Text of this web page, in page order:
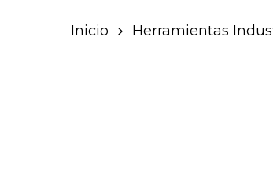
Inicio Herramientas